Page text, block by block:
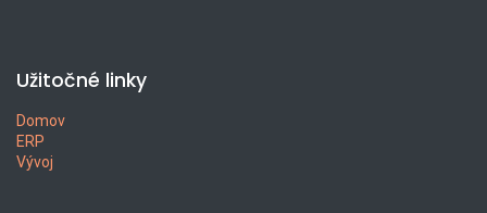
Užitočné linky
Domov
ERP
Vývoj